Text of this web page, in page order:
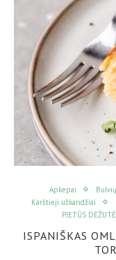
Apkepai
Karštieji užkandžiai
PIETŪS
ISPANIŠKAS